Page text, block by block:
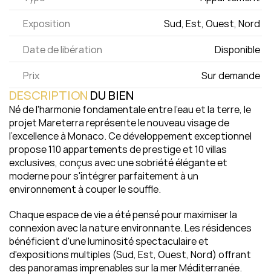
Exposition
Sud, Est, Ouest, Nord
Date de libération
Disponible
Prix
Sur demande
DESCRIPTION DU BIEN
Né de l'harmonie fondamentale entre l'eau et la terre, le
projet Mareterra représente le nouveau visage de
l'excellence à Monaco. Ce développement exceptionnel
propose 110 appartements de prestige et 10 villas
exclusives, conçus avec une sobriété élégante et
moderne pour s'intégrer parfaitement à un
environnement à couper le souffle.
Chaque espace de vie a été pensé pour maximiser la
connexion avec la nature environnante. Les résidences
bénéficient d'une luminosité spectaculaire et
d'expositions multiples (Sud, Est, Ouest, Nord) offrant
des panoramas imprenables sur la mer Méditerranée.